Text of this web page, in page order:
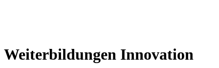
Weiterbildungen Innovation